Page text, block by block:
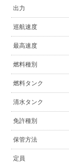
出力
巡航速度
最高速度
燃料種別
燃料タンク
清水タンク
免許種別
保管方法
定員